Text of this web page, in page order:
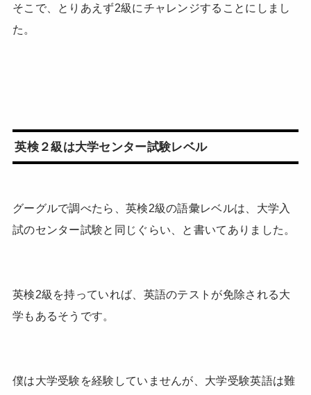
そこで、とりあえず2級にチャレンジすることにしまし
た。
英検２級は大学センター試験レベル
グーグルで調べたら、英検2級の語彙レベルは、大学入
試のセンター試験と同じぐらい、と書いてありました。
英検2級を持っていれば、英語のテストが免除される大
学もあるそうです。
僕は大学受験を経験していませんが、大学受験英語は難